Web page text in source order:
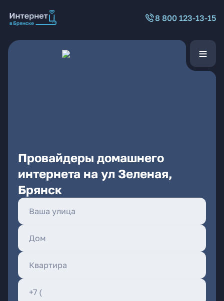
8 800 123-13-15
Провайдеры домашнего
интернета на ул Зеленая,
Брянск